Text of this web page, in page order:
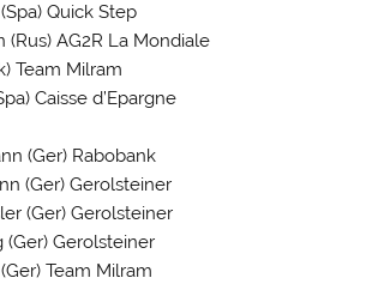
Quick Step
(Rus) AG2R La Mondiale
Team Milram
Caisse d’Epargne
(Ger) Rabobank
(Ger) Gerolsteiner
(Ger) Gerolsteiner
(Ger) Gerolsteiner
Team Milram